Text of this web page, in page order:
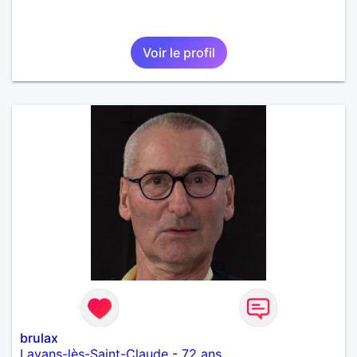
Voir le profil
brulax
Lavans-lès-Saint-Claude - 72 ans